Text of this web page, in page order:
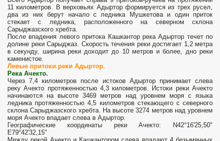
11 километров. В верховьях Адыртор формируется из трех русел,
два из них берут начало с ледника Мушкетова и один приток
стекает с ледника, расположенного на северном склона
Сарыджазского хребта.
После впадения левого притока Кашкантор река Адыртор течет по
долине реки Сарыджаз. Скорость течения реки достигает 1,2 метра
в секунду, ширина реки доходит до 10 метров и более, дно реки
каменистое.
Левые притоки реки Адыртор.
Река Ачекто.
Через 7,4 километров после истоков Адыртор принимает слева
реку Ачекто протяженностью 4,3 километров. Истоки реки Ачекто
начинаются на высоте 3469 метров над уровнем моря с языка
ледника протяженностью 4,5 километров стекающего с северного
склона Сарыджазского хребта. На высоте 3274 метров над уровнем
моря Ачекто впадает слева в Адыртор.
Географические координаты реки Ачекто: N42°16'25,50"
E79°42'32,15"